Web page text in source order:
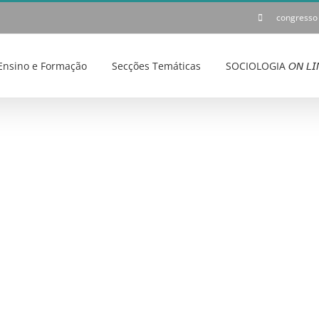
congresso
e Formação Secções Temáticas SOCIOLOGIA 𝘖𝘕